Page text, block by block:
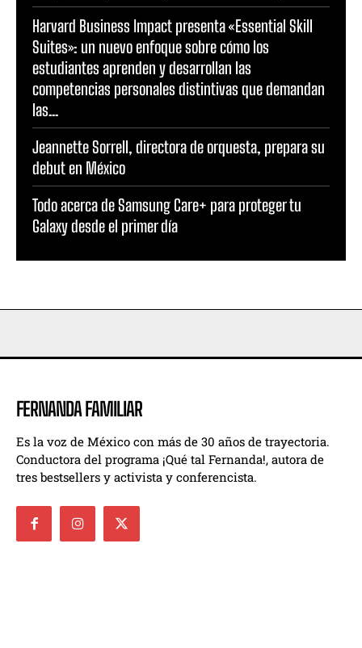
Harvard Business Impact presenta «Essential Skill
Suites»: un nuevo enfoque sobre cómo los
estudiantes aprenden y desarrollan las
competencias personales distintivas que demandan
las...
Jeannette Sorrell, directora de orquesta, prepara su
debut en México
Todo acerca de Samsung Care+ para proteger tu
Galaxy desde el primer día
FERNANDA FAMILIAR
Es la voz de México con más de 30 años de trayectoria.
Conductora del programa ¡Qué tal Fernanda!, autora de
tres bestsellers y activista y conferencista.